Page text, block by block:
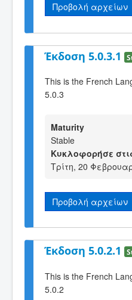
Προβολή αρχείων
Έκδοση 5.0.3.1
This is the French
5.0.3
Maturity
Stable
Κυκλοφορήσε
Τρίτη, 20
Προβολή αρχείων
Έκδοση 5.0.2.1
This is the French
5.0.2